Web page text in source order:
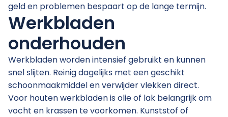
geld en problemen bespaart op de lange termijn.
Werkbladen
onderhouden
Werkbladen worden intensief gebruikt en kunnen
snel slijten. Reinig dagelijks met een geschikt
schoonmaakmiddel en verwijder vlekken direct.
Voor houten werkbladen is olie of lak belangrijk om
vocht en krassen te voorkomen. Kunststof of